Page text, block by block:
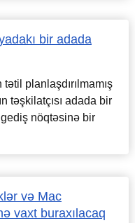
bir adada
planlaşdırılmamış
təşkilatçısı adada bir
nöqtəsinə bir
və Mac
vaxt buraxılacaq